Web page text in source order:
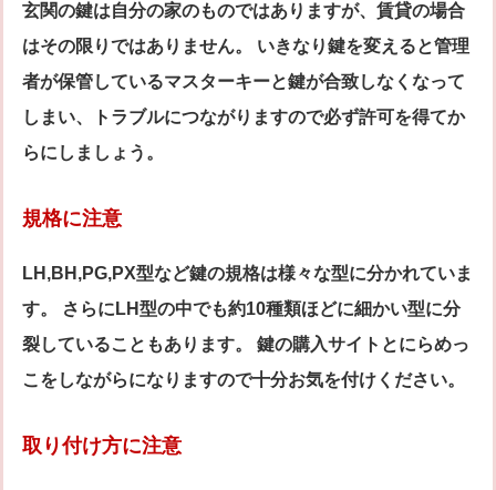
玄関の鍵は自分の家のものではありますが、賃貸の場合
はその限りではありません。 いきなり鍵を変えると管理
者が保管しているマスターキーと鍵が合致しなくなって
しまい、トラブルにつながりますので必ず許可を得てか
らにしましょう。
規格に注意
LH,BH,PG,PX型など鍵の規格は様々な型に分かれていま
す。 さらにLH型の中でも約10種類ほどに細かい型に分
裂していることもあります。 鍵の購入サイトとにらめっ
こをしながらになりますので十分お気を付けください。
取り付け方に注意